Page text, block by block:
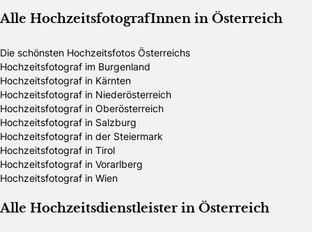
Alle HochzeitsfotografInnen in Österreich
Die schönsten Hochzeitsfotos Österreichs
Hochzeitsfotograf im Burgenland
Hochzeitsfotograf in Kärnten
Hochzeitsfotograf in Niederösterreich
Hochzeitsfotograf in Oberösterreich
Hochzeitsfotograf in Salzburg
Hochzeitsfotograf in der Steiermark
Hochzeitsfotograf in Tirol
Hochzeitsfotograf in Vorarlberg
Hochzeitsfotograf in Wien
Alle Hochzeitsdienstleister in Österreich